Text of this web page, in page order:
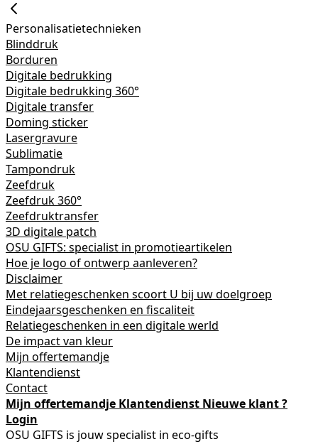
Personalisatietechnieken
Blinddruk
Borduren
Digitale bedrukking
Digitale bedrukking 360°
Digitale transfer
Doming sticker
Lasergravure
Sublimatie
Tampondruk
Zeefdruk
Zeefdruk 360°
Zeefdruktransfer
3D digitale patch
OSU GIFTS: specialist in promotieartikelen
Hoe je logo of ontwerp aanleveren?
Disclaimer
Met relatiegeschenken scoort U bij uw doelgroep
Eindejaarsgeschenken en fiscaliteit
Relatiegeschenken in een digitale werld
De impact van kleur
Mijn offertemandje
Klantendienst
Contact
Mijn offertemandje Klantendienst Nieuwe klant ?
Login
OSU GIFTS is jouw specialist in eco-gifts